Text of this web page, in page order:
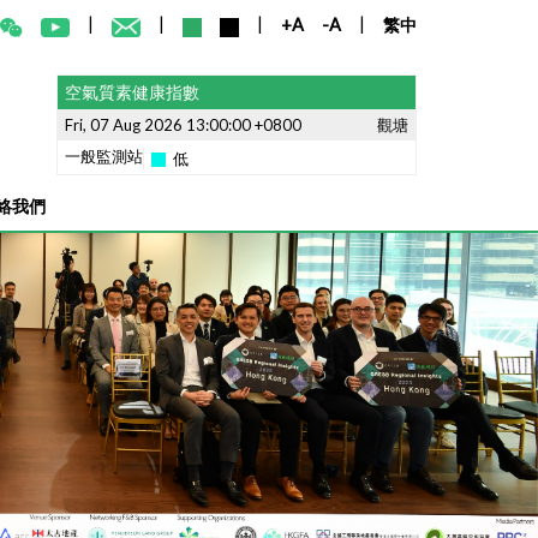
| | | +A -A | 繁中
空氣質素健康指數
Fri, 07 Aug 2026 13:00:00 +0800
觀塘
一般監測站
低
我們